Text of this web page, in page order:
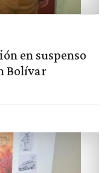
en suspenso
Bolívar